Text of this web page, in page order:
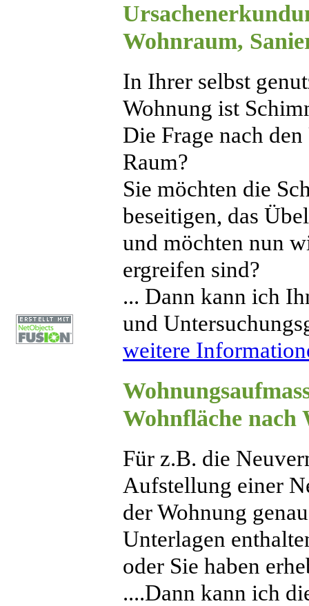
Wohnraum,
In Ihrer selbst
Wohnung ist
Die Frage nach
Raum?
Sie möchten die
beseitigen, das
und möchten nun
ergreifen sind?
... Dann kann ich
und
weitere
Wohnfläche nach
Für z.B. die
Aufstellung einer
der Wohnung
Unterlagen
oder Sie haben
....Dann kann ich